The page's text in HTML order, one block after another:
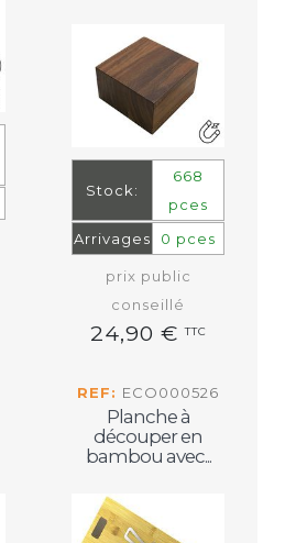
Stock:
668
pces
Arrivages
0 pces
prix public
conseillé
24,90 €TTC
REF: ECO000526
Planche à
découper en
bambou avec...